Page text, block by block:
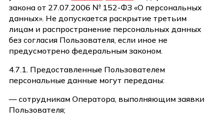
закона от 27.07.2006 № 152-ФЗ «О персональных
данных». Не допускается раскрытие третьим
лицам и распространение персональных данных
без согласия Пользователя, если иное не
предусмотрено федеральным законом.
4.7.1. Предоставленные Пользователем
персональные данные могут переданы:
— сотрудникам Оператора, выполняющим заявки
Пользователя;